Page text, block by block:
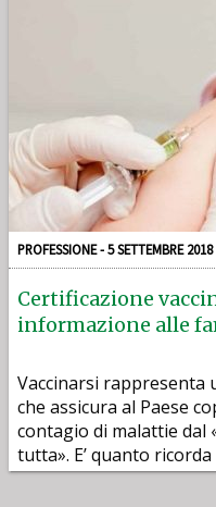
PROFESSIONE - 5 SETTEMBRE 2018
Certificazione
informazione alle
Vaccinarsi rappresenta
che assicura al Paese
contagio di malattie dal
tutta». E’ quanto